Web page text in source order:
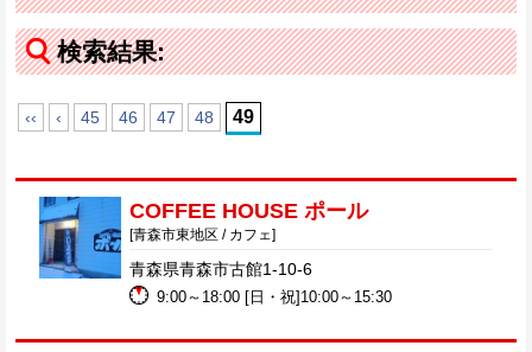
検索結果:
‹‹ ‹ 45 46 47 48 49
COFFEE HOUSE ポール
[青森市東地区 / カフェ]
青森県青森市古館1-10-6
9:00～18:00 [日・祝]10:00～15:30